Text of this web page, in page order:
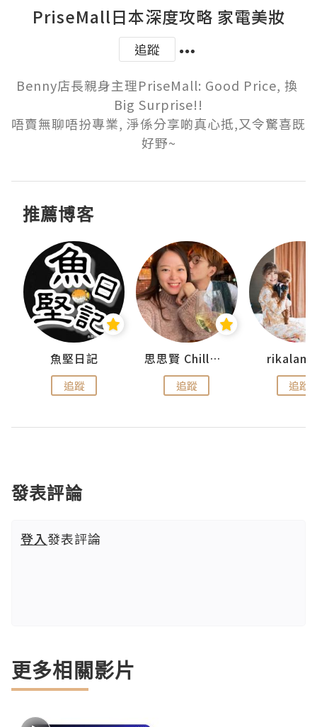
PriseMall日本深度攻略 家電美妝
追蹤
Benny店長親身主理PriseMall: Good Price, 換
Big Surprise!!
唔賣無聊唔扮專業, 淨係分享啲真心抵,又令驚喜既
好野~
推薦博客
魚堅日記
追蹤
思思賢 ChillMyBabe
追蹤 追蹤
發表評論
登入發表評論
更多相關影片